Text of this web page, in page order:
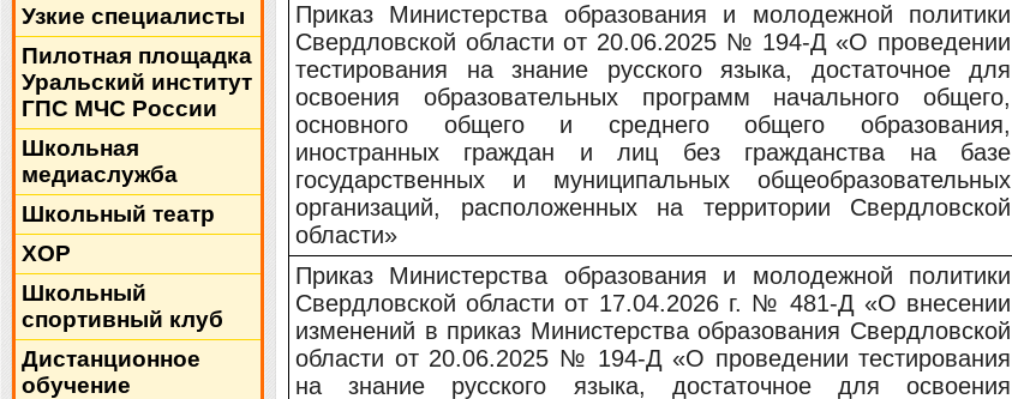
Узкие специалисты
Пилотная площадка
Уральский институт
ГПС МЧС России
Школьная
медиаслужба
Школьный театр
ХОР
Школьный
спортивный клуб
Дистанционное
обучение
Приказ Министерства образования и молодежной политики
Свердловской области от 20.06.2025 № 194-Д «О проведении
тестирования на знание русского языка, достаточное для
освоения образовательных программ начального общего,
основного общего и среднего общего образования,
иностранных граждан и лиц без гражданства на базе
государственных и муниципальных общеобразовательных
организаций, расположенных на территории Свердловской
области»
Приказ Министерства образования и молодежной политики
Свердловской области от 17.04.2026 г. № 481-Д «О внесении
изменений в приказ Министерства образования Свердловской
области от 20.06.2025 № 194-Д «О проведении тестирования
на знание русского языка, достаточное для освоения